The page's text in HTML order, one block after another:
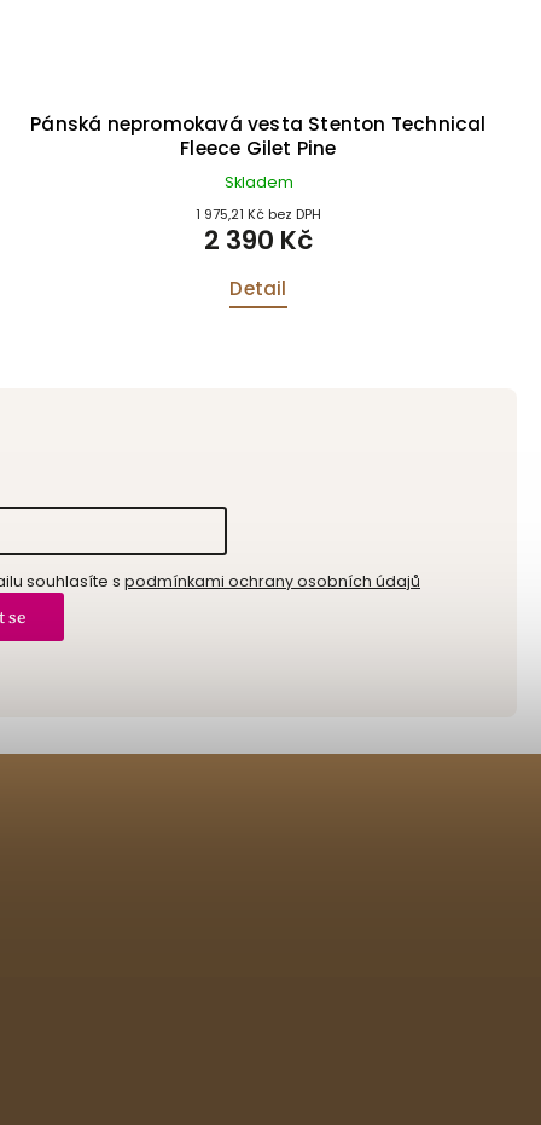
Pánská nepromokavá vesta Stenton Technical
Fleece Gilet Pine
Skladem
1 975,21 Kč bez DPH
2 390 Kč
Detail
souhlasíte s podmínkami ochrany osobních údajů
se